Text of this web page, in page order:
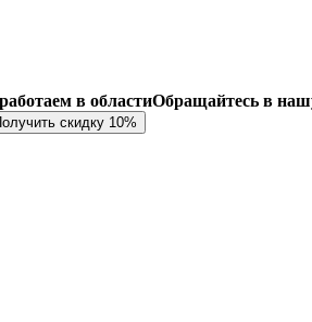
в областиОбращайтесь в
скидку 10%